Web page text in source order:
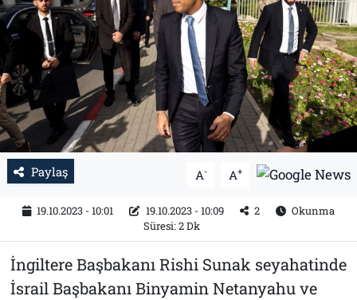
Paylaş A- A+
19.10.2023 - 10:01 19.10.2023 - 10:09 2
Okunma
Süresi: 2 Dk
İngiltere Başbakanı Rishi Sunak seyahatinde
İsrail Başbakanı Binyamin Netanyahu ve
Künye